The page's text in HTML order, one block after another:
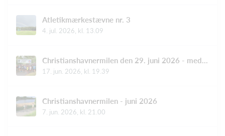
Atletikmærkestævne nr. 3
4. jul. 2026, kl. 13.09
17. jun. 2026, kl. 19.39
Christianshavnermilen - juni 2026
7. jun. 2026, kl. 21.00